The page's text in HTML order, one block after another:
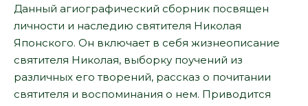
Данный агиографический сборник посвящен
личности и наследию святителя Николая
Японского. Он включает в себя жизнеописание
святителя Николая, выборку поучений из
различных его творений, рассказ о почитании
святителя и воспоминания о нем. Приводится